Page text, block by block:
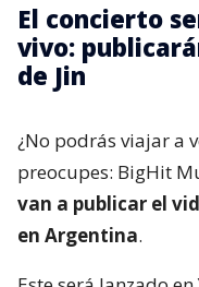
El concierto
vivo:
de Jin
¿No podrás viajar a
preocupes: BigHit
van a publicar el
en Argentina.